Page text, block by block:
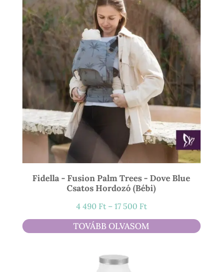
900 Ft
Fidella - Fusion Palm Trees - Dove Blue
Csatos Hordozó (bébi)
4 490 Ft – 17 500 FtÁrtartomány:
4
490 Ft
TOVÁBB OLVASOM